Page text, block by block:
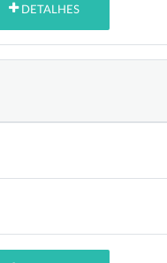
DETALHES